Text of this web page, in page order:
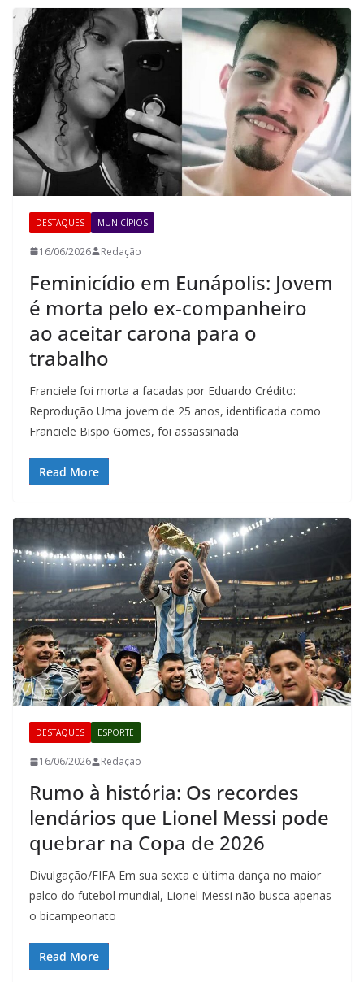
DESTAQUES MUNICÍPIOS
16/06/2026 Redação
Feminicídio em Eunápolis: Jovem
é morta pelo ex-companheiro
ao aceitar carona para o
trabalho
Franciele foi morta a facadas por Eduardo Crédito:
Reprodução Uma jovem de 25 anos, identificada como
Franciele Bispo Gomes, foi assassinada
Read More
DESTAQUES ESPORTE
16/06/2026 Redação
Rumo à história: Os recordes
lendários que Lionel Messi pode
quebrar na Copa de 2026
Divulgação/FIFA Em sua sexta e última dança no maior
palco do futebol mundial, Lionel Messi não busca apenas
o bicampeonato
Read More